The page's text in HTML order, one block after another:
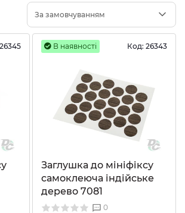
За замовчуванням
26345 В наявності Код: 26343
Заглушка до мініфіксу
самоклеюча індійське
дерево 7081
0